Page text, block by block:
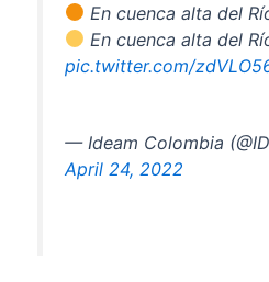
En cuenca alta del
En cuenca alta del
pic.twitter.com/
— Ideam Colombia
April 24, 2022